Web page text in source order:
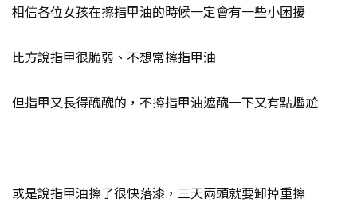
相信各位女孩在擦指甲油的時候一定會有一些小困擾
比方說指甲很脆弱、不想常擦指甲油
但指甲又長得醜醜的，不擦指甲油遮醜一下又有點尷尬
或是說指甲油擦了很快落漆，三天兩頭就要卸掉重擦